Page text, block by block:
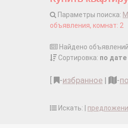
Параметры поиска:
объявления, комнат: 2
Найдено
Сортировка: по
-избранное | -
Искать: |